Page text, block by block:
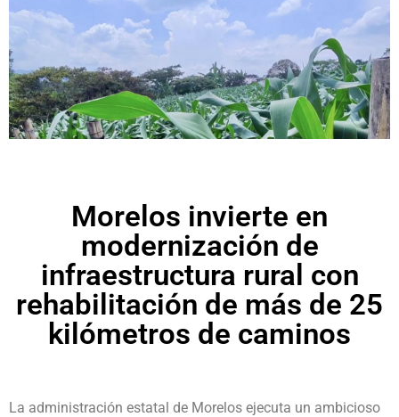
Morelos invierte en
modernización de
infraestructura rural con
rehabilitación de más de 25
kilómetros de caminos
La administración estatal de Morelos ejecuta un ambicioso